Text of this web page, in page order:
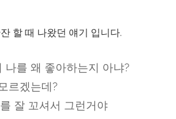
할 때 나왔던 얘기 입니다.
나를 왜 좋아하는지 아냐?
르겠는데?
잘 꼬셔서 그런거야